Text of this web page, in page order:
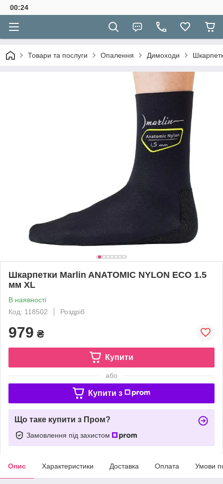
00:24
Товари та послуги Опалення Димоходи
Шкарпетки Marlin ANATOMIC NYLON ECO 1.5
мм XL
В наявності
Код: 118502
Роздріб
979 ₴
Купити
або
Купити з
Що таке купити з Пром?
Замовлення під захистом
Опис Характеристики Доставка Оплата Умови